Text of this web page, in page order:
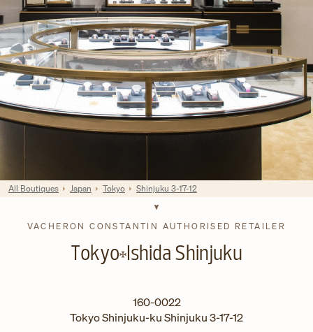
VACHERON CONSTANTIN AUTHORISED RETAILER
Tokyo Ishida Shinjuku
160-0022
TokyoShinjuku-kuShinjuku 3-17-12
All Boutiques Japan Tokyo Shinjuku 3-17-12